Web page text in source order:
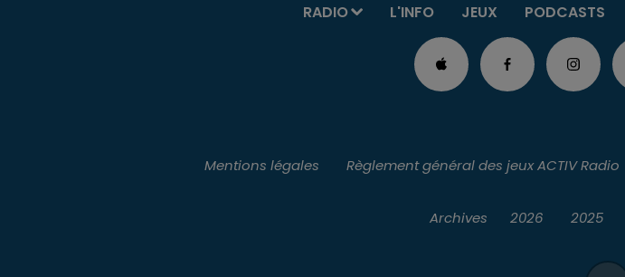
RADIO L'INFO JEUX PODCASTS
Mentions légales Règlement général des jeux ACTIV Radio
Archives 2026 2025